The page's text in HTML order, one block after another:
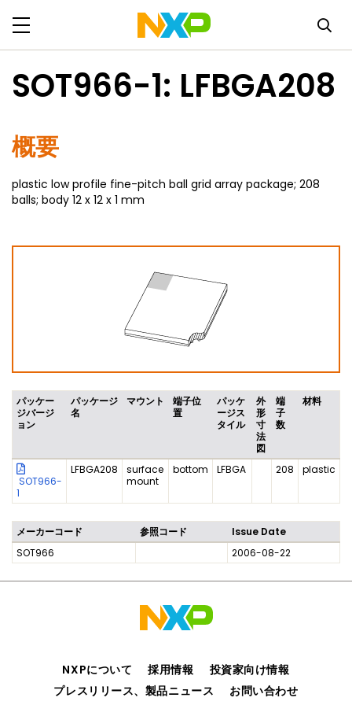
SOT966-1: LFBGA208
概要
plastic low profile fine-pitch ball grid array package; 208
balls; body 12 x 12 x 1 mm
パッケー
ジバージ
ョン
パッケージ
名
マウント
端子位
置
パッケ
ージス
タイル
外
形
寸
法
図
端
子
数
材料
SOT966-
1
LFBGA208
surface
mount
bottom LFBGA 208 plastic
メーカーコード 参照コード
Issue Date
SOT966
2006-08-22
NXPについて 採用情報
投資家向け情報
プレスリリース、製品ニュース
お問い合わせ